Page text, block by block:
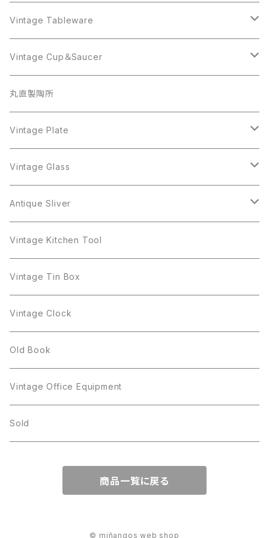
BSK
Cerrito
Gerry's
Giovanni
GOLD CROWN
Kramer
JJ
L.RAZZA
Sarah Coventry
植物モチーフ
Trifari
Sarah Coventry
AVON
Beatrix
BSK
Coro
Crown Trifari
Danecraft
Gerry's
Giovanni
GOLD CROWN
JJ
Kramer
L.RAZZA
JJ
Lisner
Sarah Coventry
Richelieu
W.Gemany
植物モチーフ
BSK
STAR
Crown Trifari
Monet
Napier
Richelieu
Rhinestone
Sarah Coventry
STAR
Trifari
CELINE
Vintage Tableware
Glass
iittala
arcopal
CupSaucer
BAVARIA
Antique Silver
Milk Pot
Pot
Mag Cup
Vase
Plate
Figgjo
BILTONS
Spoon
Silver
Vintage Cup＆Saucer
BAVARIA
Mosa
arcopal
丸直製陶所
Vintage Plate
Figgjo
BILTONS
Vintage Glass
iittala
Luminarc
arcoroc
arcopal
Antique Sliver
Pot
Milk Pot
Spoon
cup
Vintage Kitchen Tool
Vintage Tin Box
Vintage Clock
Old Book
Vintage Office Equipment
Sold
商品一覧に戻る
© miñangos web shop